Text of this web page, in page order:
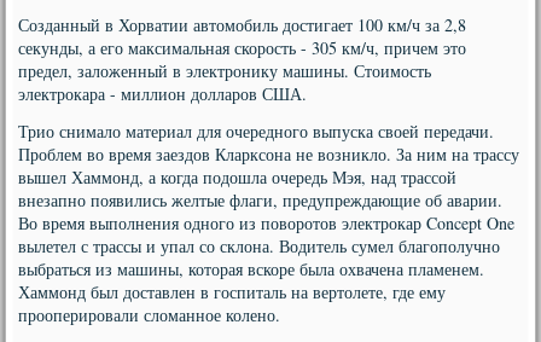
Созданный в Хорватии автомобиль достигает 100 км/ч за 2,8
секунды, а его максимальная скорость - 305 км/ч, причем это
предел, заложенный в электронику машины. Стоимость
электрокара - миллион долларов США.
Трио снимало материал для очередного выпуска своей передачи.
Проблем во время заездов Кларксона не возникло. За ним на трассу
вышел Хаммонд, а когда подошла очередь Мэя, над трассой
внезапно появились желтые флаги, предупреждающие об аварии.
Во время выполнения одного из поворотов электрокар Concept One
вылетел с трассы и упал со склона. Водитель сумел благополучно
выбраться из машины, которая вскоре была охвачена пламенем.
Хаммонд был доставлен в госпиталь на вертолете, где ему
прооперировали сломанное колено.